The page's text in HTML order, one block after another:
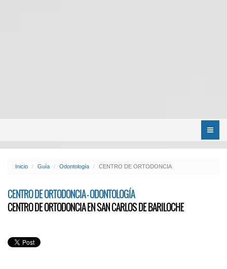
Menú
Inicio Guía Odontología CENTRO DE ORTODONCIA
CENTRO DE ORTODONCIA - ODONTOLOGÍA
CENTRO DE ORTODONCIA EN SAN CARLOS DE BARILOCHE